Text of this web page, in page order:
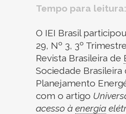
Tempo para leitura:
O IEI Brasil
29, Nº 3, 3º
Revista Brasileira de
Sociedade Brasileira
Planejamento
com o artigo
acesso à energia